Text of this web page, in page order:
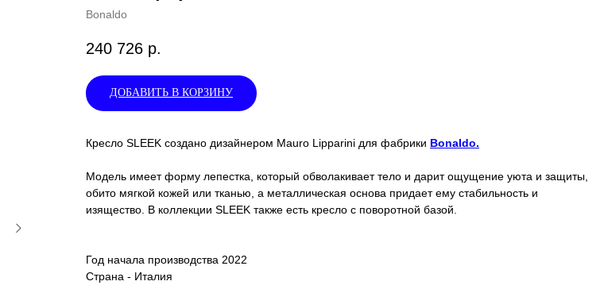
Bonaldo
240 726 р.
ДОБАВИТЬ В КОРЗИНУ
Кресло SLEEK создано дизайнером Mauro Lipparini для фабрики Bonaldo.
Модель имеет форму лепестка, который обволакивает тело и дарит ощущение уюта и защиты,
обито мягкой кожей или тканью, а металлическая основа придает ему стабильность и
изящество. В коллекции SLEEK также есть кресло с поворотной базой.
Год начала производства 2022
Страна - Италия